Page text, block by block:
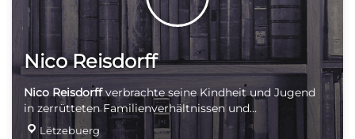
Nico Reisdorff
Nico Reisdorffverbrachte seine Kindheit und Jugend
in zerrütteten Familienverhältnissen und
verschiedenen Kinderheimen. Ende der 70er Jahre
Lëtzebuerg